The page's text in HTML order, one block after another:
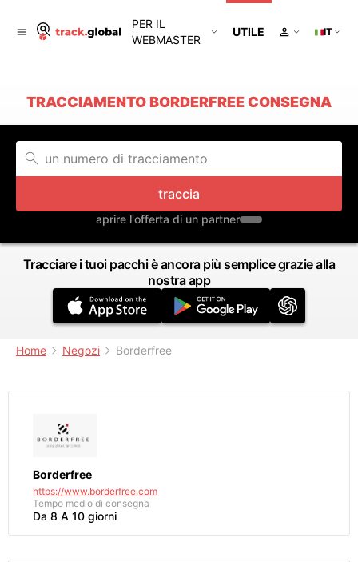
PER IL
WEBMASTER
UTILE IT
TRACCIAMENTO BORDERFREE CONSEGNA
traccia
aprire l'offerta di un partner
Tracciare i tuoi pacchi è ancora più semplice grazie alla
nostra app
Home Negozi Borderfree
Borderfree
https://www.borderfree.com
Tempo medio di consegna
Da 8 A 10 giorni